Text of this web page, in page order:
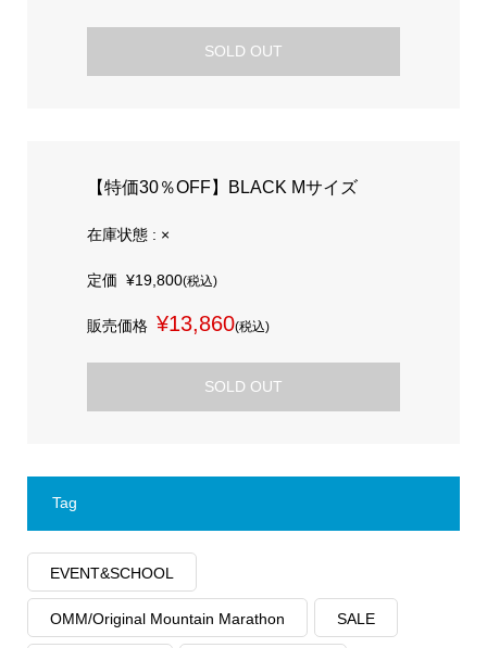
SOLD OUT
【特価30％OFF】BLACK Mサイズ
在庫状態 : ×
定価 ¥19,800(税込)
販売価格 ¥13,860(税込)
SOLD OUT
Tag
EVENT&SCHOOL
OMM/Original Mountain Marathon SALE